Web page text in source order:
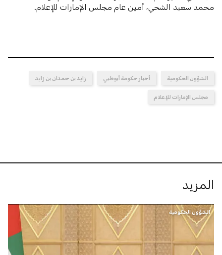
محمد سعيد الشحي، أمين عام مجلس الإمارات للإعلام.
الشؤون الحكومية أخبار حكومة أبوظبي زايد بن حمدان بن زايد
مجلس الإمارات للإعلام
المزيد
الشؤون الحكومية